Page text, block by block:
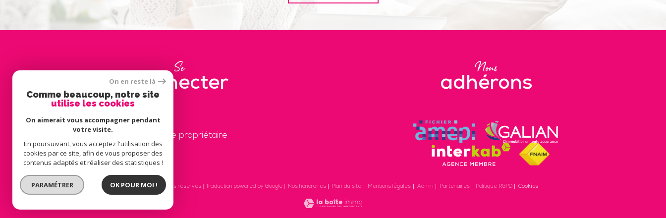
Se
connecter
espace propriétaire
Nous
adhérons
© 2026 | Tous droits réservés | Traduction powered by Google | Nos honoraires Plan du site Mentions légales Admin Partenaires Politique RGPD Cookies
On en reste là
Comme beaucoup, notre site
utilise les cookies
On aimerait vous accompagner pendant
votre visite.
En poursuivant, vous acceptez l'utilisation des
cookies par ce site, afin de vous proposer des
contenus adaptés et réaliser des statistiques !
PARAMÉTRER OK POUR MOI !